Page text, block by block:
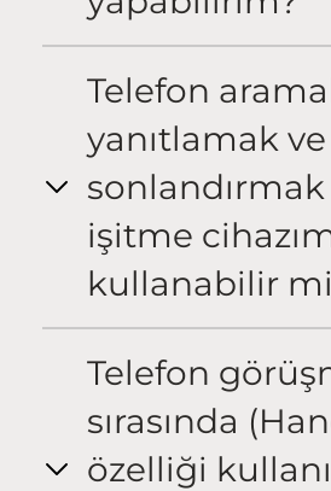
Telefon
yanıtlamak ve
işitme
kullanabilir
Telefon
sırasında
özelliği